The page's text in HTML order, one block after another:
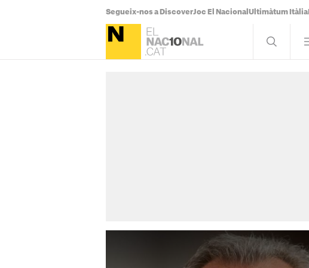
Segueix-nos a DiscoverJoc El Nacional Ultimàtum Itàlia